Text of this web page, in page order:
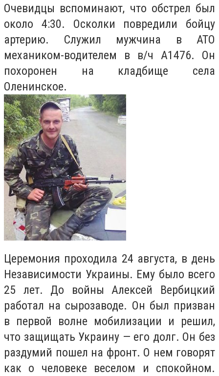
Очевидцы вспоминают, что обстрел был
около 4:30. Осколки повредили бойцу
артерию. Служил мужчина в АТО
механиком-водителем в в/ч А1476. Он
похоронен на кладбище села
Оленинское.
Церемония проходила 24 августа, в день
Независимости Украины. Ему было всего
25 лет. До войны Алексей Вербицкий
работал на сырозаводе. Он был призван
в первой волне мобилизации и решил,
что защищать Украину — его долг. Он без
раздумий пошел на фронт. О нем говорят
как о человеке веселом и спокойном.